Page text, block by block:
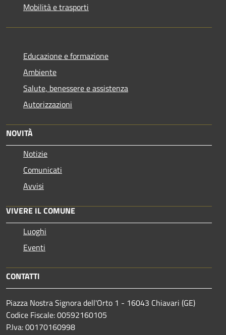
Mobilità e trasporti
Educazione e formazione
Ambiente
Salute, benessere e assistenza
Autorizzazioni
NOVITÀ
Notizie
Comunicati
Avvisi
VIVERE IL COMUNE
Luoghi
Eventi
CONTATTI
Piazza Nostra Signora dell'Orto 1 - 16043 Chiavari (GE)
Codice Fiscale: 00592160105
P.Iva: 00170160998